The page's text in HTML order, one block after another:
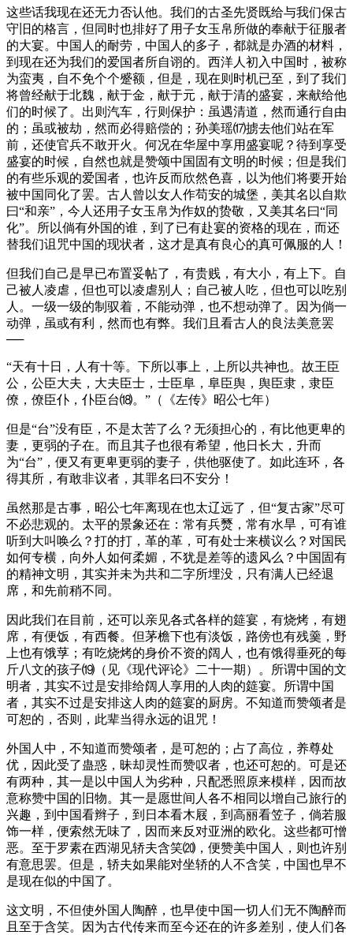
这些话我现在还无力否认他。我们的古圣先贤既给与我们保古
守旧的格言，但同时也排好了用子女玉帛所做的奉献于征服者
的大宴。中国人的耐劳，中国人的多子，都就是办酒的材料，
到现在还为我们的爱国者所自诩的。西洋人初入中国时，被称
为蛮夷，自不免个个蹙额，但是，现在则时机已至，到了我们
将曾经献于北魏，献于金，献于元，献于清的盛宴，来献给他
们的时候了。出则汽车，行则保护：虽遇清道，然而通行自由
的；虽或被劫，然而必得赔偿的；孙美瑶⒄掳去他们站在军
前，还使官兵不敢开火。何况在华屋中享用盛宴呢？待到享受
盛宴的时候，自然也就是赞颂中国固有文明的时候；但是我们
的有些乐观的爱国者，也许反而欣然色喜，以为他们将要开始
被中国同化了罢。古人曾以女人作苟安的城堡，美其名以自欺
曰“和亲”，今人还用子女玉帛为作奴的贽敬，又美其名曰“同
化”。所以倘有外国的谁，到了已有赴宴的资格的现在，而还
替我们诅咒中国的现状者，这才是真有良心的真可佩服的人！
但我们自己是早已布置妥帖了，有贵贱，有大小，有上下。自
己被人凌虐，但也可以凌虐别人；自己被人吃，但也可以吃别
人。一级一级的制驭着，不能动弹，也不想动弹了。因为倘一
动弹，虽或有利，然而也有弊。我们且看古人的良法美意罢
──
“天有十日，人有十等。下所以事上，上所以共神也。故王臣
公，公臣大夫，大夫臣士，士臣阜，阜臣舆，舆臣隶，隶臣
僚，僚臣仆，仆臣台⒅。”（《左传》昭公七年）
但是“台”没有臣，不是太苦了么？无须担心的，有比他更卑的
妻，更弱的子在。而且其子也很有希望，他日长大，升而
为“台”，便又有更卑更弱的妻子，供他驱使了。如此连环，各
得其所，有敢非议者，其罪名曰不安分！
虽然那是古事，昭公七年离现在也太辽远了，但“复古家”尽可
不必悲观的。太平的景象还在：常有兵燹，常有水旱，可有谁
听到大叫唤么？打的打，革的革，可有处士来横议么？对国民
如何专横，向外人如何柔媚，不犹是差等的遗风么？中国固有
的精神文明，其实并未为共和二字所埋没，只有满人已经退
席，和先前稍不同。
因此我们在目前，还可以亲见各式各样的筵宴，有烧烤，有翅
席，有便饭，有西餐。但茅檐下也有淡饭，路傍也有残羹，野
上也有饿莩；有吃烧烤的身价不资的阔人，也有饿得垂死的每
斤八文的孩子⒆（见《现代评论》二十一期）。所谓中国的文
明者，其实不过是安排给阔人享用的人肉的筵宴。所谓中国
者，其实不过是安排这人肉的筵宴的厨房。不知道而赞颂者是
可恕的，否则，此辈当得永远的诅咒！
外国人中，不知道而赞颂者，是可恕的；占了高位，养尊处
优，因此受了蛊惑，昧却灵性而赞叹者，也还可恕的。可是还
有两种，其一是以中国人为劣种，只配悉照原来模样，因而故
意称赞中国的旧物。其一是愿世间人各不相同以增自己旅行的
兴趣，到中国看辫子，到日本看木屐，到高丽看笠子，倘若服
饰一样，便索然无味了，因而来反对亚洲的欧化。这些都可憎
恶。至于罗素在西湖见轿夫含笑⒇，便赞美中国人，则也许别
有意思罢。但是，轿夫如果能对坐轿的人不含笑，中国也早不
是现在似的中国了。
这文明，不但使外国人陶醉，也早使中国一切人们无不陶醉而
且至于含笑。因为古代传来而至今还在的许多差别，使人们各